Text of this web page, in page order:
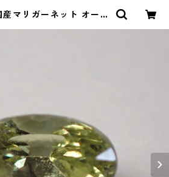
産マリガーネット オーバ